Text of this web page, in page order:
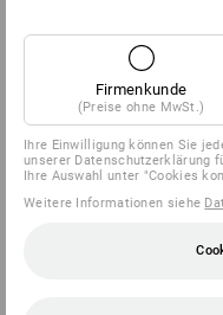
Firmenkunde
(Preise ohne MwSt.)
Ihre Einwilligung können Sie
unserer Datenschutzerklärung
Ihre Auswahl unter "Cookies
Weitere Informationen siehe